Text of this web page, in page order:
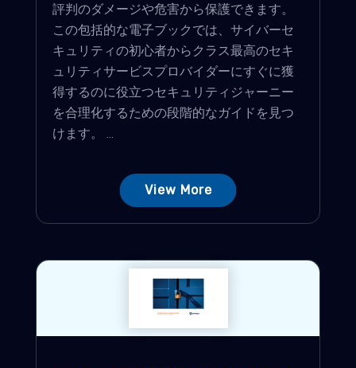
評判のダメージや危害から保護できます。
この包括的な電子ブックでは、サイバーセ
キュリティの初心者からクラス最高のセキ
ュリティサービスプロバイダーにすぐに獲
得するのに役立つセキュリティジャーニー
を合理化するための段階的なガイドを見つ
けます。 ...
View More